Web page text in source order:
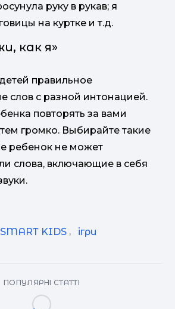
руку в рукав; я
на куртке и т.д.
как я»
правильное
слов с разной интонацией.
повторять за вами
громко. Выбирайте такие
ребенок не может
слова, включающие в себя
SMART KIDS , ігри
ПОПУЛЯРНІ СТАТТІ